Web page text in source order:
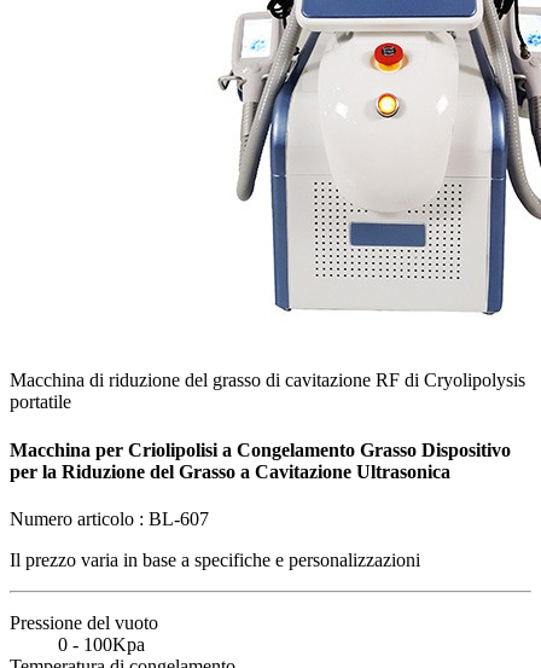
Macchina di riduzione del grasso di cavitazione RF di Cryolipolysis
portatile
Macchina per Criolipolisi a Congelamento Grasso Dispositivo
per la Riduzione del Grasso a Cavitazione Ultrasonica
Numero articolo : BL-607
Il prezzo varia in base a specifiche e personalizzazioni
Pressione del vuoto
0 - 100Kpa